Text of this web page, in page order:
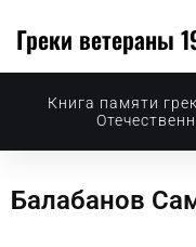
Греки ветераны
Книга памяти
Балабанов